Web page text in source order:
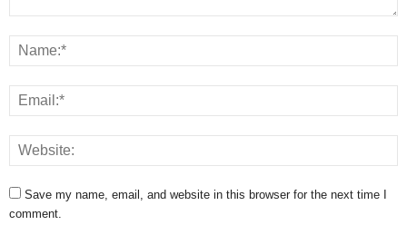
Save my name, email, and website in this browser for the next time I
comment.